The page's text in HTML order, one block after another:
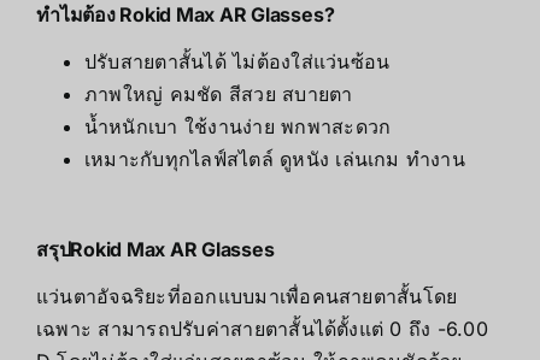
ทำไมต้อง Rokid Max AR Glasses?
ปรับสายตาสั้นได้ ไม่ต้องใส่แว่นซ้อน
ภาพใหญ่ คมชัด สีสวย สบายตา
น้ำหนักเบา ใช้งานง่าย พกพาสะดวก
เหมาะกับทุกไลฟ์สไตล์ ดูหนัง เล่นเกม ทำงาน
สรุปRokid Max AR Glasses
แว่นตาอัจฉริยะที่ออกแบบมาเพื่อคนสายตาสั้นโดย
เฉพาะ สามารถปรับค่าสายตาสั้นได้ตั้งแต่ 0 ถึง -6.00